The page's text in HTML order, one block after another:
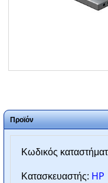
Προϊόν
Κωδικός
Κατασκευαστής: HP